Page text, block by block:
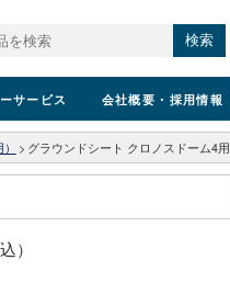
検索
サービス 会社概要 ・採用情報
> グラウンドシート クロノスドーム4用
）